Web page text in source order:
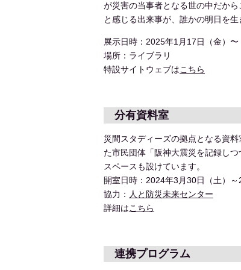
が災害の当事者となる世の中だか
と感じる出来事が、誰かの明日を
展示日時：2025年1月17日（金）
場所：ライブラリ
特設サイトウェブはこちら
分有資料室
災間スタディーズの拠点となる資
た市民団体「阪神大震災を記録し
スペースも設けています。
開室日時：2024年3月30日（土）
協力： 人と防災未来センター
詳細はこちら
連携プログラム